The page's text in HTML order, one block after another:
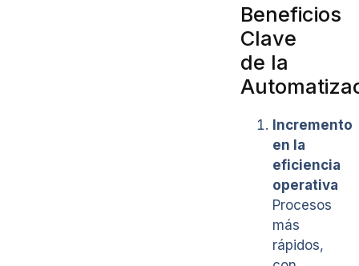
Beneficios
Clave
de la
Incremento
en la
eficiencia
operativa
Procesos
más
rápidos,